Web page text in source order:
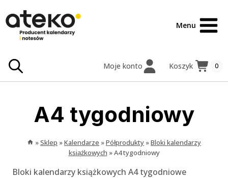
treści
do
treści
Menu
Moje konto Koszyk 0
A4 tygodniowy
»Sklep »Kalendarze »Półprodukty »Bloki kalendarzy
książkowych »A4 tygodniowy
Bloki kalendarzy książkowych A4 tygodniowe